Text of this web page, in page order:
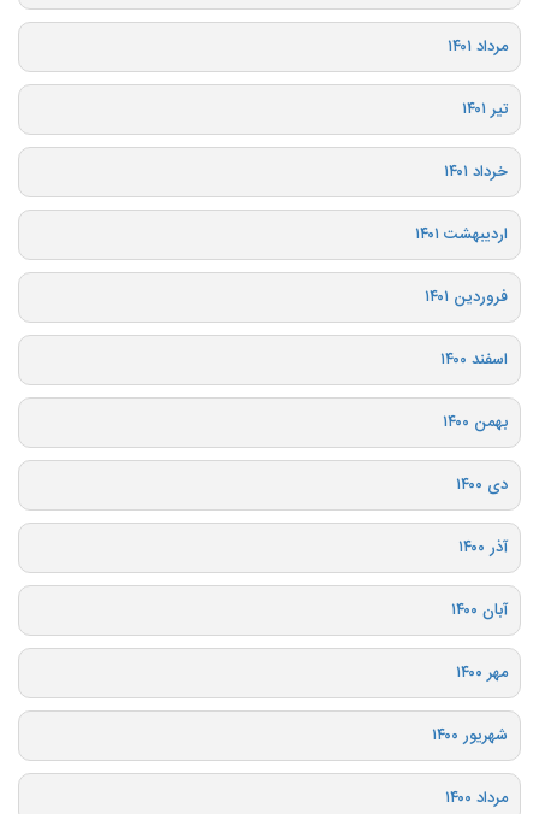
مرداد ۱۴۰۱
تیر ۱۴۰۱
خرداد ۱۴۰۱
اردیبهشت ۱۴۰۱
فروردین ۱۴۰۱
اسفند ۱۴۰۰
بهمن ۱۴۰۰
دی ۱۴۰۰
آذر ۱۴۰۰
آبان ۱۴۰۰
مهر ۱۴۰۰
شهریور ۱۴۰۰
مرداد ۱۴۰۰